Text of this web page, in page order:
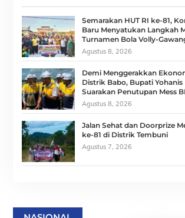
Semarakan HUT RI ke-81,
Baru Menyatukan Langkah
Turnamen Bola Volly-
Agustus 8, 2026
Demi Menggerakkan
Distrik Babo, Bupati Yohanis
Suarakan Penutupan Mess
Agustus 8, 2026
Jalan Sehat dan Doorprize
ke-81 di Distrik Tembuni
Agustus 7, 2026